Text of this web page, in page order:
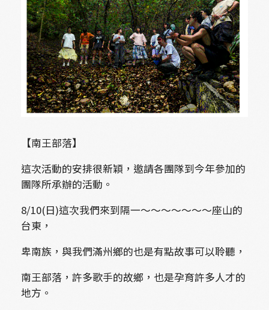
【南王部落】
這次活動的安排很新穎，邀請各團隊到今年參加的
團隊所承辦的活動。
8/10(日)這次我們來到隔一～～～～～～～座山的
台東，
卑南族，與我們滿州鄉的也是有點故事可以聆聽，
南王部落，許多歌手的故鄉，也是孕育許多人才的
地方。